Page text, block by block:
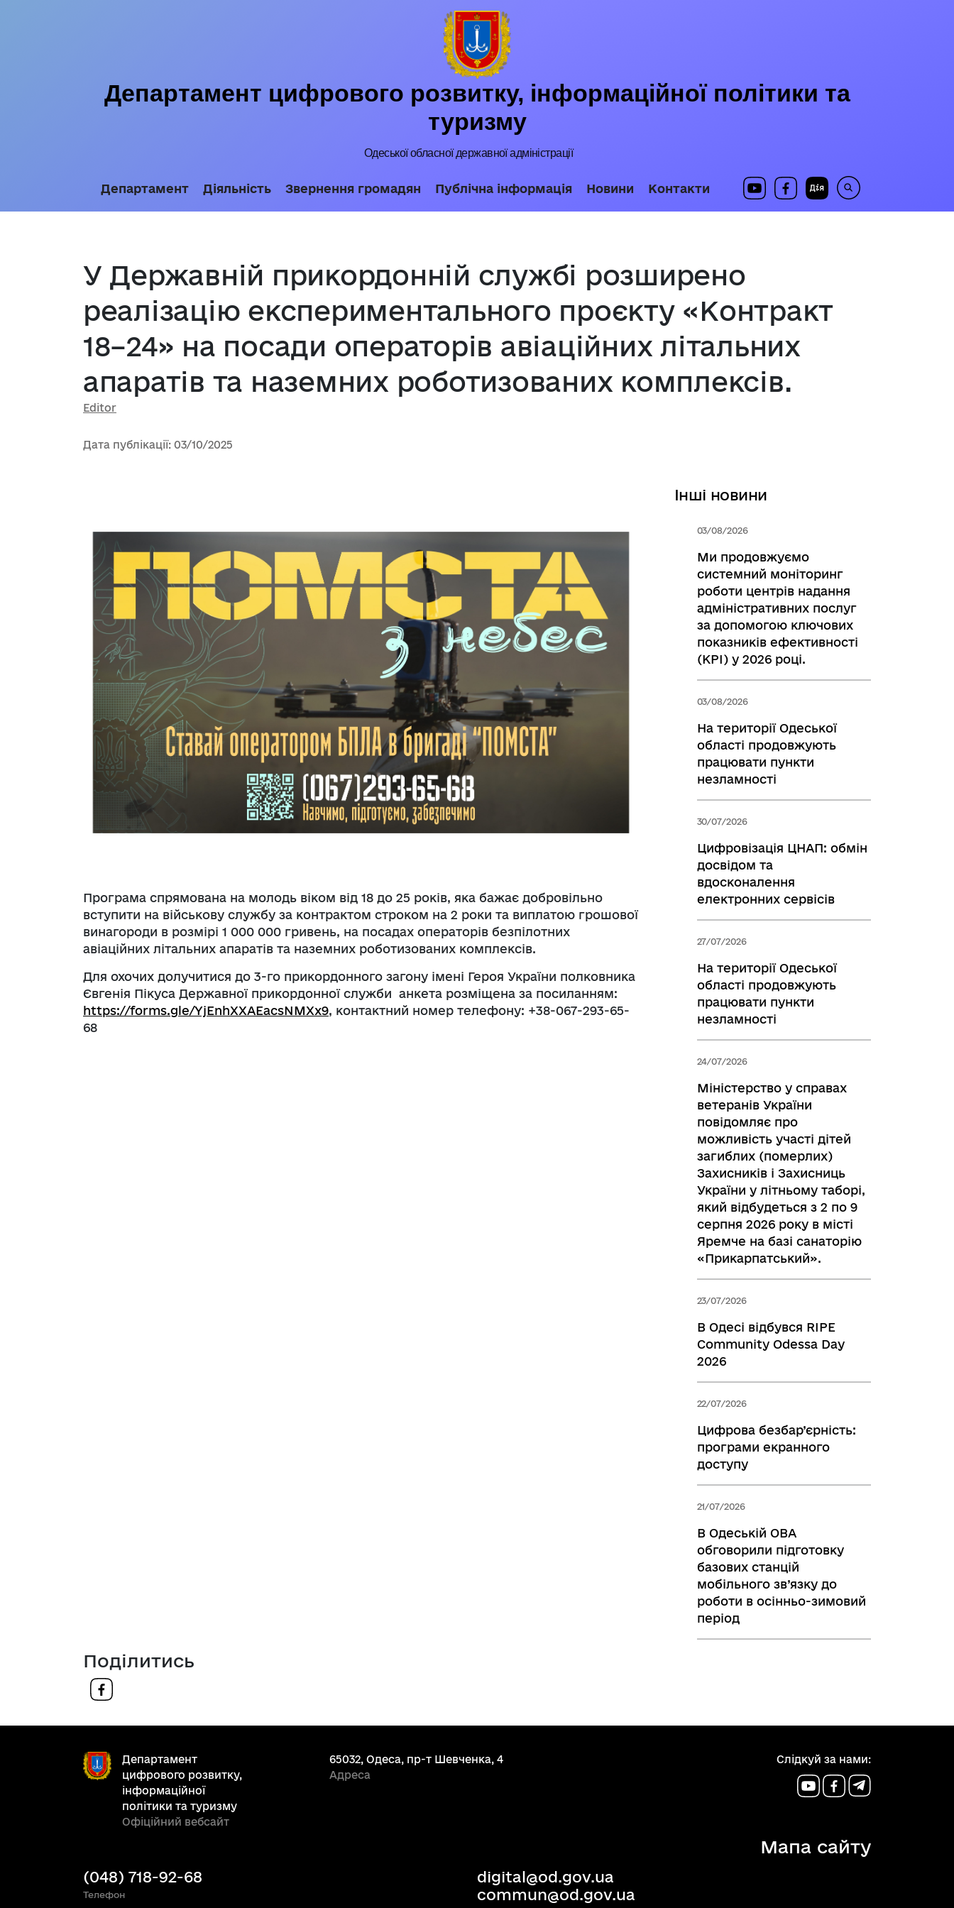
Департамент цифрового розвитку, інформаційної політики та
туризму
Одеської обласної державної адміністрації
Департамент Діяльність Звернення громадян Публічна інформація Новини Контакти
У Державній прикордонній службі розширено
реалізацію експериментального проєкту «Контракт
18–24» на посади операторів авіаційних літальних
апаратів та наземних роботизованих комплексів.
Editor
Дата публікації: 03/10/2025
Програма спрямована на молодь віком від 18 до 25 років, яка бажає добровільно
вступити на військову службу за контрактом строком на 2 роки та виплатою грошової
винагороди в розмірі 1 000 000 гривень, на посадах операторів безпілотних
авіаційних літальних апаратів та наземних роботизованих комплексів.
Для охочих долучитися до 3-го прикордонного загону імені Героя України полковника
Євгенія Пікуса Державної прикордонної служби анкета розміщена за посиланням:
https://forms.gle/YjEnhXXAEacsNMXx9, контактний номер телефону: +38-067-293-65-
68
Інші новини
03/08/2026
Ми продовжуємо
системний моніторинг
роботи центрів надання
адміністративних послуг
за допомогою ключових
показників ефективності
(KPI) у 2026 році.
03/08/2026
На території Одеської
області продовжують
працювати пункти
незламності
30/07/2026
Цифровізація ЦНАП: обмін
досвідом та
вдосконалення
електронних сервісів
27/07/2026
На території Одеської
області продовжують
працювати пункти
незламності
24/07/2026
Міністерство у справах
ветеранів України
повідомляє про
можливість участі дітей
загиблих (померлих)
Захисників і Захисниць
України у літньому таборі,
який відбудеться з 2 по 9
серпня 2026 року в місті
Яремче на базі санаторію
«Прикарпатський».
23/07/2026
В Одесі відбувся RIPE
Community Odessa Day
2026
22/07/2026
Цифрова безбар’єрність:
програми екранного
доступу
21/07/2026
В Одеській ОВА
обговорили підготовку
базових станцій
мобільного зв’язку до
роботи в осінньо-зимовий
період
Поділитись
Департамент
цифрового розвитку,
інформаційної
політики та туризму
Офіційний вебсайт
65032, Одеса, пр-т Шевченка, 4
Адреса
(048) 718-92-68
Телефон
digital@od.gov.ua
commun@od.gov.ua
Слідкуй за нами:
Мапа сайту